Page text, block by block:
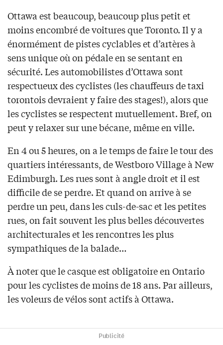
Ottawa est beaucoup, beaucoup plus petit et
moins encombré de voitures que Toronto. Il y a
énormément de pistes cyclables et d’artères à
sens unique où on pédale en se sentant en
sécurité. Les automobilistes d’Ottawa sont
respectueux des cyclistes (les chauffeurs de taxi
torontois devraient y faire des stages!), alors que
les cyclistes se respectent mutuellement. Bref, on
peut y relaxer sur une bécane, même en ville.
En 4 ou 5 heures, on a le temps de faire le tour des
quartiers intéressants, de Westboro Village à New
Edimburgh. Les rues sont à angle droit et il est
difficile de se perdre. Et quand on arrive à se
perdre un peu, dans les culs-de-sac et les petites
rues, on fait souvent les plus belles découvertes
architecturales et les rencontres les plus
sympathiques de la balade…
À noter que le casque est obligatoire en Ontario
pour les cyclistes de moins de 18 ans. Par ailleurs,
les voleurs de vélos sont actifs à Ottawa.
Publicité